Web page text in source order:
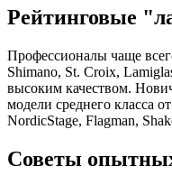
Рейтинговые
Профессионалы чаще
Shimano, St. Croix,
высоким качеством.
модели среднего класса
NordicStage, Flagman,
Советы